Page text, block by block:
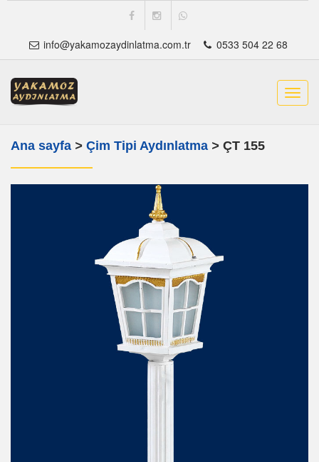
info@yakamozaydinlatma.com.tr 0533 504 22 68
Ana sayfa > Çim Tipi Aydınlatma > ÇT 155